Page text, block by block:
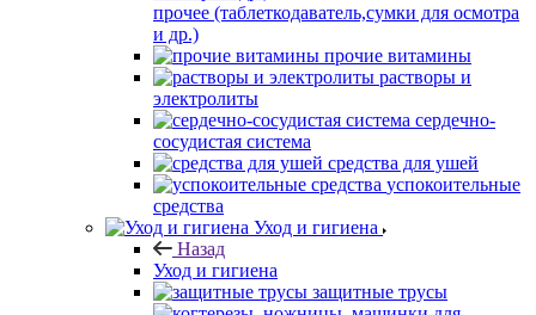
прочее (таблеткодаватель,сумки для осмотра
и др.)
прочие витамины
растворы и
электролиты
сердечно-
сосудистая система
средства для ушей
успокоительные
средства
Уход и гигиена
Назад
Уход и гигиена
защитные трусы